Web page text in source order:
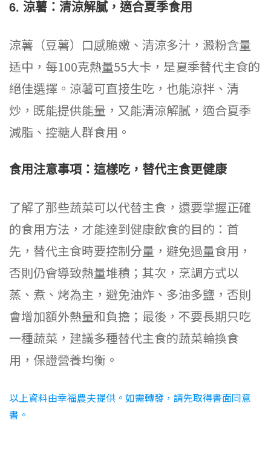
6. 涼薯：清涼解膩，適合夏季食用
涼薯（豆薯）口感脆嫩、清涼多汁，澱粉含量
适中，每100克熱量55大卡，是夏季替代主食的
絕佳選擇。涼薯可直接生吃，也能涼拌、清
炒，既能提供能量，又能清涼解膩，適合夏季
減脂、控糖人群食用。
食用注意事項：這樣吃，替代主食更健康
了解了那些蔬菜可以代替主食，還要掌握正確
的食用方法，才能達到健康飲食的目的：首
先，替代主食時要控制分量，避免過量食用，
否則仍會導致熱量堆積；其次，烹調方式以
蒸、煮、烤為主，避免油炸、多油多鹽，否則
會增加額外熱量和負擔；最後，不要長期只吃
一種蔬菜，建議多種替代主食的蔬菜輪換食
用，保證營養均衡。
以上資料由幸福農夫提供。如需轉發，請先取得書面同意
書。